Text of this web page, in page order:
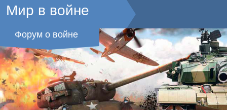
Мир в войне
Форум о войне